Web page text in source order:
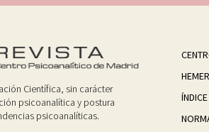
Científica, sin carácter
psicoanalítica y postura
psicoanalíticas.